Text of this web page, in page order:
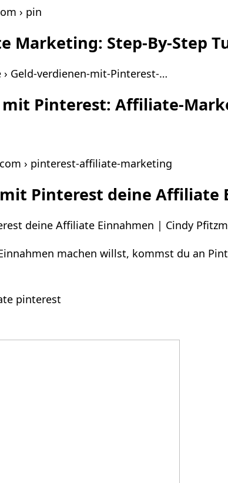
› pin
Marketing: Step-By-Step
Geld-verdienen-mit-Pinterest-…
mit Pinterest: Affiliate-
› pinterest-affiliate-marketing
Pinterest deine Affiliate
deine Affiliate Einnahmen | Cindy
machen willst, kommst du an
pinterest